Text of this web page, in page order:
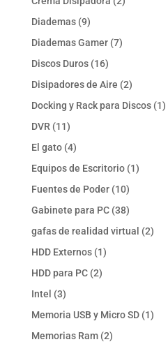
Diademas 99
productos
Diademas Gamer 77
Discos Duros 1616
productos
Disipadores de Aire 22
productos
Docking y Rack para Discos 11
DVR 1111
productos
El gato 44
productos
Equipos de Escritorio 11
Fuentes de Poder 1010
productos
Gabinete para PC 3838
productos
gafas de realidad virtual 22
HDD Externos 11
HDD para PC 22
Intel 33
productos
Memoria USB y Micro SD 11
Memorias Ram 22